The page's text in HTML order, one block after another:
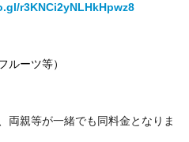
r3KNCi2yNLHkHpwz8
ルーツ等）
両親等が一緒でも同料金となりま